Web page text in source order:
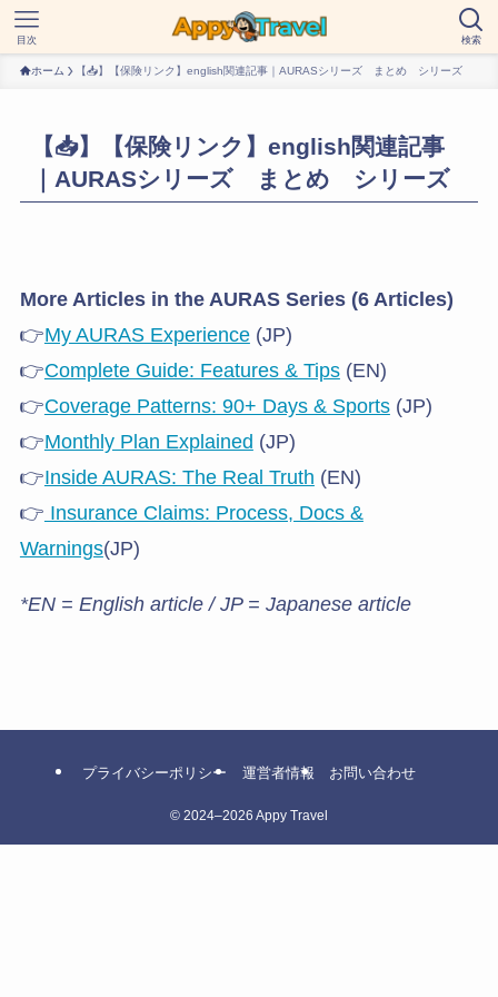
検索
目次
ホーム 【📥】【保険リンク】english関連記事｜AURASシリーズ まとめ シリーズ
【📥】【保険リンク】english関連記事
｜AURASシリーズ まとめ シリーズ
More Articles in the AURAS Series (6 Articles)
👉My AURAS Experience(JP)
👉Complete Guide: Features & Tips(EN)
👉Coverage Patterns: 90+ Days & Sports(JP)
👉Monthly Plan Explained (JP)
👉Inside AURAS: The Real Truth (EN)
👉 Insurance Claims: Process, Docs &
Warnings(JP)
*EN = English article / JP = Japanese article
プライバシーポリシー 運営者情報 お問い合わせ
© 2024–2026 Appy Travel